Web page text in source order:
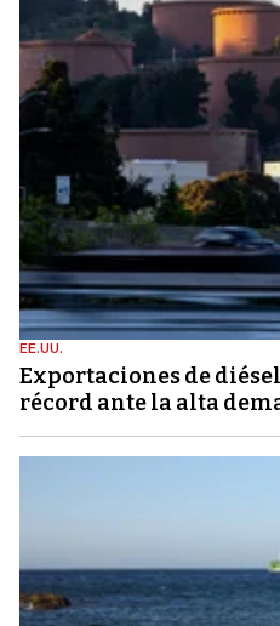
EE.UU.
Exportaciones de
récord ante la alta